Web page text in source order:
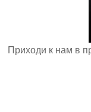
Приходи к нам в